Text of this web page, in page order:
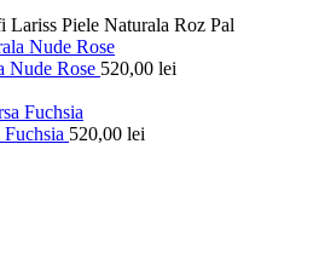
Lariss Piele Naturala Roz Pal
Nude Rose 520,00 lei
520,00 lei